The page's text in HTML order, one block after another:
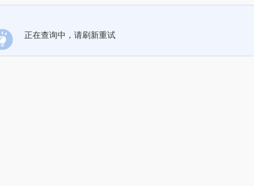
正在查询中，请刷新重试